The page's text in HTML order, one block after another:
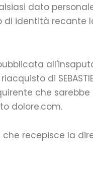
dato
identità recante
di
che
dolore.com.
recepisce la